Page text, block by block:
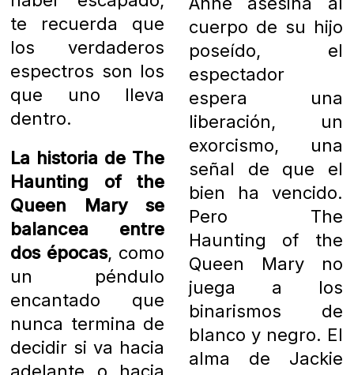
te recuerda que
los verdaderos
espectros son los
que uno lleva
dentro.
La historia de The
Haunting of the
Queen Mary se
balancea entre
dos épocas, como
un péndulo
encantado que
nunca termina de
decidir si va hacia
cuerpo de su hijo
poseído, el
espectador
espera una
liberación, un
exorcismo, una
señal de que el
bien ha vencido.
Pero The
Haunting of the
Queen Mary no
juega a los
binarismos de
blanco y negro. El
alma de Jackie